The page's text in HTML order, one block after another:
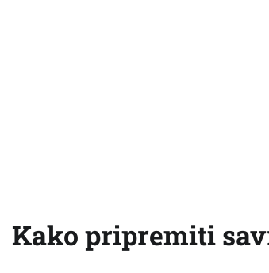
Kako pripremiti